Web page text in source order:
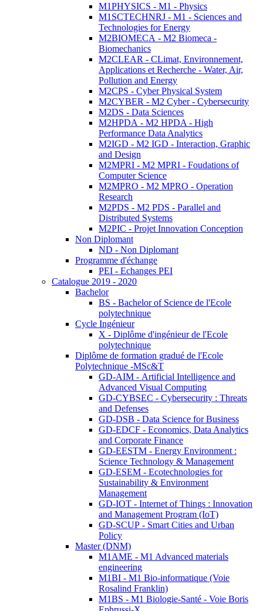
M1PHYSICS - M1 - Physics
M1SCTECHNRJ - M1 - Sciences and
Technologies for Energy
M2BIOMECA - M2 Biomeca -
Biomechanics
M2CLEAR - CLimat, Environnement,
Applications et Recherche - Water, Air,
Pollution and Energy
M2CPS - Cyber Physical System
M2CYBER - M2 Cyber - Cybersecurity
M2DS - Data Sciences
M2HPDA - M2 HPDA - High
Performance Data Analytics
M2IGD - M2 IGD - Interaction, Graphic
and Design
M2MPRI - M2 MPRI - Foudations of
Computer Science
M2MPRO - M2 MPRO - Operation
Research
M2PDS - M2 PDS - Parallel and
Distributed Systems
M2PIC - Projet Innovation Conception
Non Diplomant
ND - Non Diplomant
Programme d'échange
PEI - Echanges PEI
Catalogue 2019 - 2020
Bachelor
BS - Bachelor of Science de l'Ecole
polytechnique
Cycle Ingénieur
X - Diplôme d'ingénieur de l'Ecole
polytechnique
Diplôme de formation gradué de l'Ecole
Polytechnique -MSc&T
GD-AIM - Artificial Intelligence and
Advanced Visual Computing
GD-CYBSEC - Cybersecurity : Threats
and Defenses
GD-DSB - Data Science for Business
GD-EDCF - Economics, Data Analytics
and Corporate Finance
GD-EESTM - Energy Environment :
Science Technology & Management
GD-ESEM - Ecotechnologies for
Sustainability & Environment
Management
GD-IOT - Internet of Things : Innovation
and Management Program (IoT)
GD-SCUP - Smart Cities and Urban
Policy
Master (DNM)
M1AME - M1 Advanced materials
engineering
M1BI - M1 Bio-informatique (Voie
Rosalind Franklin)
M1BS - M1 Biologie-Santé - Voie Boris